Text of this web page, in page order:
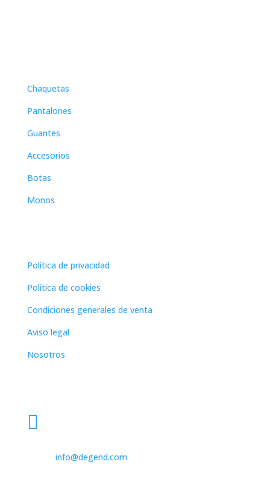
Chaquetas
Pantalones
Guantes
Accesorios
Botas
Monos
Política de privacidad
Política de cookies
Condiciones generales de venta
Aviso legal
Nosotros

info@degend.com